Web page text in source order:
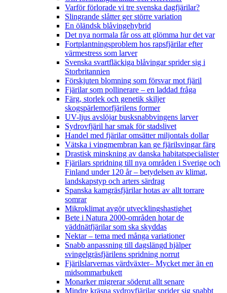
Varför förlorade vi tre svenska dagfjärilar?
Slingrande slåtter ger större variation
En öländsk blåvingehybrid
Det nya normala får oss att glömma hur det var
Fortplantningsproblem hos rapsfjärilar efter
värmestress som larver
Svenska svartfläckiga blåvingar sprider sig i
Storbritannien
Förskjuten blomning som försvar mot fjäril
Fjärilar som pollinerare – en laddad fråga
Färg, storlek och genetik skiljer
skogspärlemorfjärilens former
UV-ljus avslöjar busksnabbvingens larver
Sydrovfjäril har smak för stadslivet
Handel med fjärilar omsätter miljontals dollar
Vätska i vingmembran kan ge fjärilsvingar färg
Drastisk minskning av danska habitatspecialister
Fjärilars spridning till nya områden i Sverige och
Finland under 120 år– betydelsen av klimat,
landskapstyp och arters särdrag
Spanska kamgräsfjärilar hotas av allt torrare
somrar
Mikroklimat avgör utvecklingshastighet
Bete i Natura 2000-områden hotar de
väddnätfjärilar som ska skyddas
Nektar – tema med många variationer
Snabb anpassning till dagslängd hjälper
svingelgräsfjärilens spridning norrut
Fjärilslarvernas värdväxter– Mycket mer än en
midsommarbukett
Monarker migrerar söderut allt senare
Mindre kräsna sydrovfjärilar sprider sig snabbt